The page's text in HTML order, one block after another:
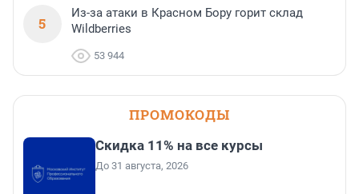
5
Из-за атаки в Красном Бору горит склад
Wildberries
53 944
ПРОМОКОДЫ
Скидка 11% на все курсы
До 31 августа, 2026